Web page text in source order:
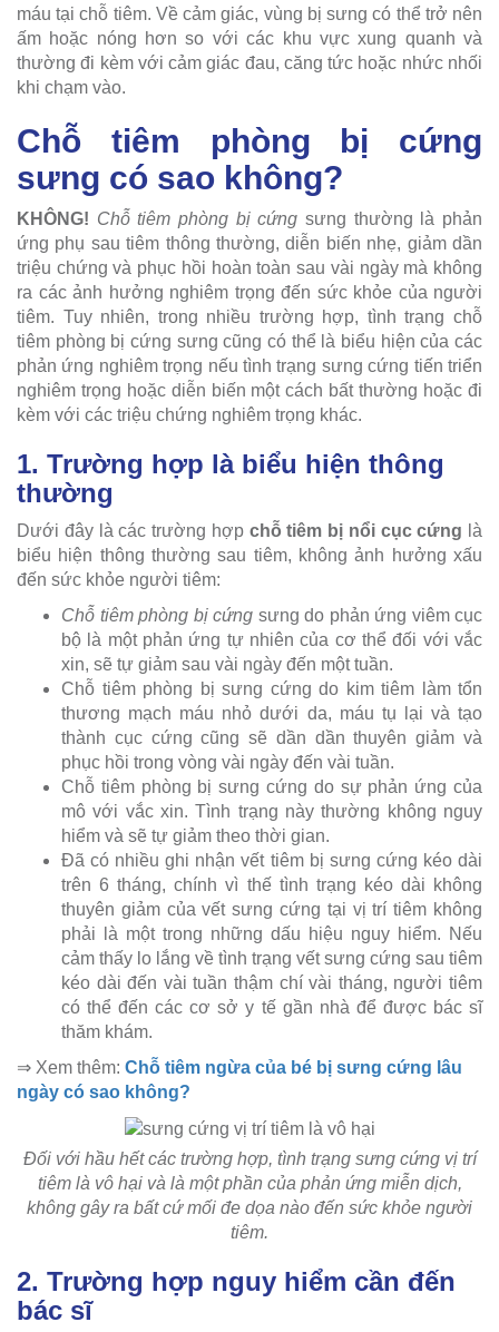
máu tại chỗ tiêm. Về cảm giác, vùng bị sưng có thể trở nên
ấm hoặc nóng hơn so với các khu vực xung quanh và
thường đi kèm với cảm giác đau, căng tức hoặc nhức nhối
khi chạm vào.
Chỗ tiêm phòng bị cứng
sưng có sao không?
KHÔNG! Chỗ tiêm phòng bị cứng sưng thường là phản
ứng phụ sau tiêm thông thường, diễn biến nhẹ, giảm dần
triệu chứng và phục hồi hoàn toàn sau vài ngày mà không
ra các ảnh hưởng nghiêm trọng đến sức khỏe của người
tiêm. Tuy nhiên, trong nhiều trường hợp, tình trạng chỗ
tiêm phòng bị cứng sưng cũng có thể là biểu hiện của các
phản ứng nghiêm trọng nếu tình trạng sưng cứng tiến triển
nghiêm trọng hoặc diễn biến một cách bất thường hoặc đi
kèm với các triệu chứng nghiêm trọng khác.
1. Trường hợp là biểu hiện thông
thường
Dưới đây là các trường hợp chỗ tiêm bị nổi cục cứng là
biểu hiện thông thường sau tiêm, không ảnh hưởng xấu
đến sức khỏe người tiêm:
Chỗ tiêm phòng bị cứng sưng do phản ứng viêm cục
bộ là một phản ứng tự nhiên của cơ thể đối với vắc
xin, sẽ tự giảm sau vài ngày đến một tuần.
Chỗ tiêm phòng bị sưng cứng do kim tiêm làm tổn
thương mạch máu nhỏ dưới da, máu tụ lại và tạo
thành cục cứng cũng sẽ dần dần thuyên giảm và
phục hồi trong vòng vài ngày đến vài tuần.
Chỗ tiêm phòng bị sưng cứng do sự phản ứng của
mô với vắc xin. Tình trạng này thường không nguy
hiểm và sẽ tự giảm theo thời gian.
Đã có nhiều ghi nhận vết tiêm bị sưng cứng kéo dài
trên 6 tháng, chính vì thế tình trạng kéo dài không
thuyên giảm của vết sưng cứng tại vị trí tiêm không
phải là một trong những dấu hiệu nguy hiểm. Nếu
cảm thấy lo lắng về tình trạng vết sưng cứng sau tiêm
kéo dài đến vài tuần thậm chí vài tháng, người tiêm
có thể đến các cơ sở y tế gần nhà để được bác sĩ
thăm khám.
⇒ Xem thêm: Chỗ tiêm ngừa của bé bị sưng cứng lâu
ngày có sao không?
Đối với hầu hết các trường hợp, tình trạng sưng cứng vị trí
tiêm là vô hại và là một phần của phản ứng miễn dịch,
không gây ra bất cứ mối đe dọa nào đến sức khỏe người
tiêm.
2. Trường hợp nguy hiểm cần đến
bác sĩ